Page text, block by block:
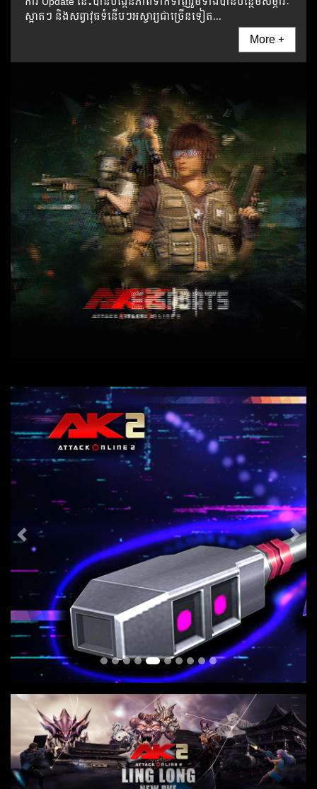
ស្អាតៗ និងសព្វាវុធទំនើបៗអស្ចារ្យជាច្រើនទៀត...
More +
Previous Next